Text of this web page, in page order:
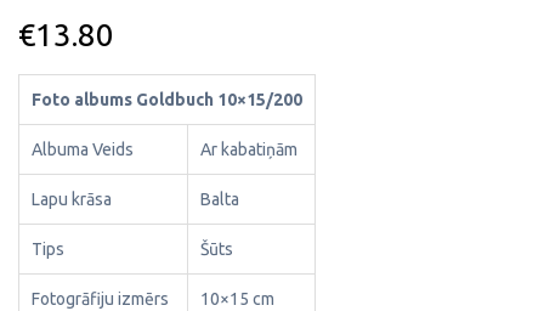
€13.80
Foto albums Goldbuch 10×15/200
Albuma Veids Ar kabatiņām
Lapu krāsa Balta
Tips Šūts
Fotogrāfiju izmērs 10×15 cm